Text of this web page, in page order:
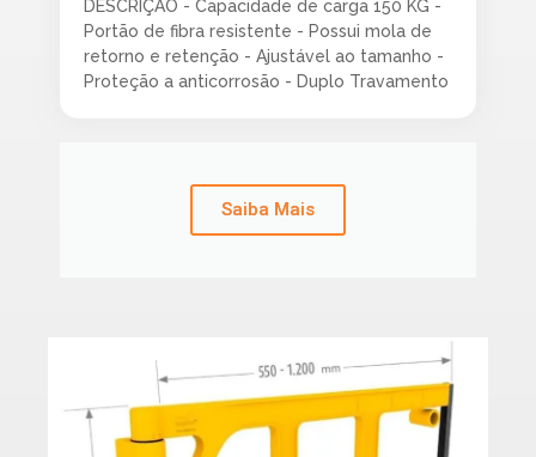
DESCRIÇÂO - Capacidade de carga 150 KG -
Portão de fibra resistente - Possui mola de
retorno e retenção - Ajustável ao tamanho -
Proteção a anticorrosão - Duplo Travamento
Saiba Mais